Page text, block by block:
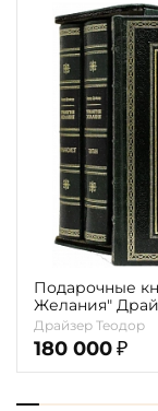
Подарочные
Желания"
томах)
Драйзер Теодор
180 000 ₽